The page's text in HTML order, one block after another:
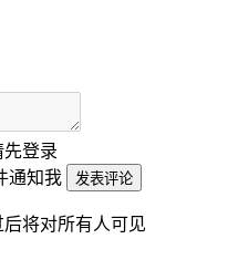
先登录
通知我
发表评论
将对所有人可见